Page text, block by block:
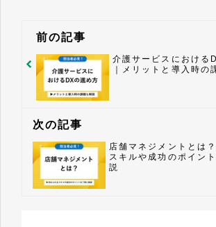
前の記事
介護サービスにおける
｜メリットと導入時の
次の記事
店舗マネジメントとは
スキルや成功のポイン
説